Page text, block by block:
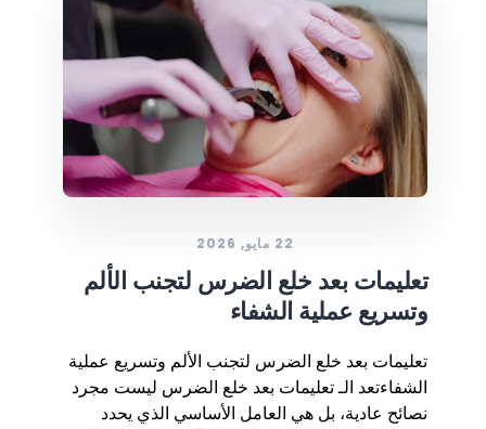
22 مايو, 2026
تعليمات بعد خلع الضرس لتجنب الألم
وتسريع عملية الشفاء
تعليمات بعد خلع الضرس لتجنب الألم وتسريع عملية
الشفاءتعد الـ تعليمات بعد خلع الضرس ليست مجرد
نصائح عادية، بل هي العامل الأساسي الذي يحدد